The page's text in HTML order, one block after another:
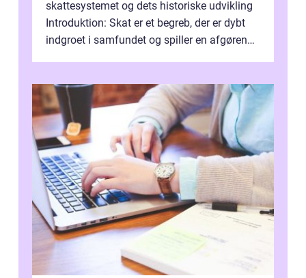
skattesystemet og dets historiske udvikling
Introduktion: Skat er et begreb, der er dybt
indgroet i samfundet og spiller en afgørende